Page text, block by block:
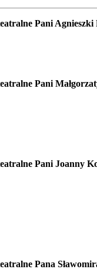
Pani
Pani
Pani Joanny
Pana